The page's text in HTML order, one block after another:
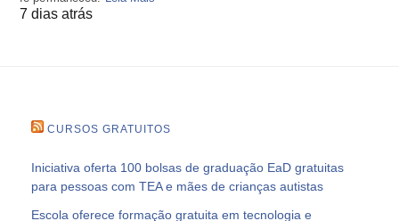
7 dias atrás
CURSOS GRATUITOS
Iniciativa oferta 100 bolsas de graduação EaD gratuitas
para pessoas com TEA e mães de crianças autistas
Escola oferece formação gratuita em tecnologia e